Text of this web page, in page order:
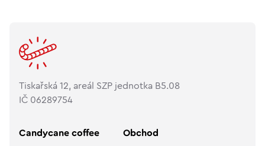
Tiskařská 12, areál SZP jednotka B5.08
IČ 06289754
Candycane coffee
Obchod